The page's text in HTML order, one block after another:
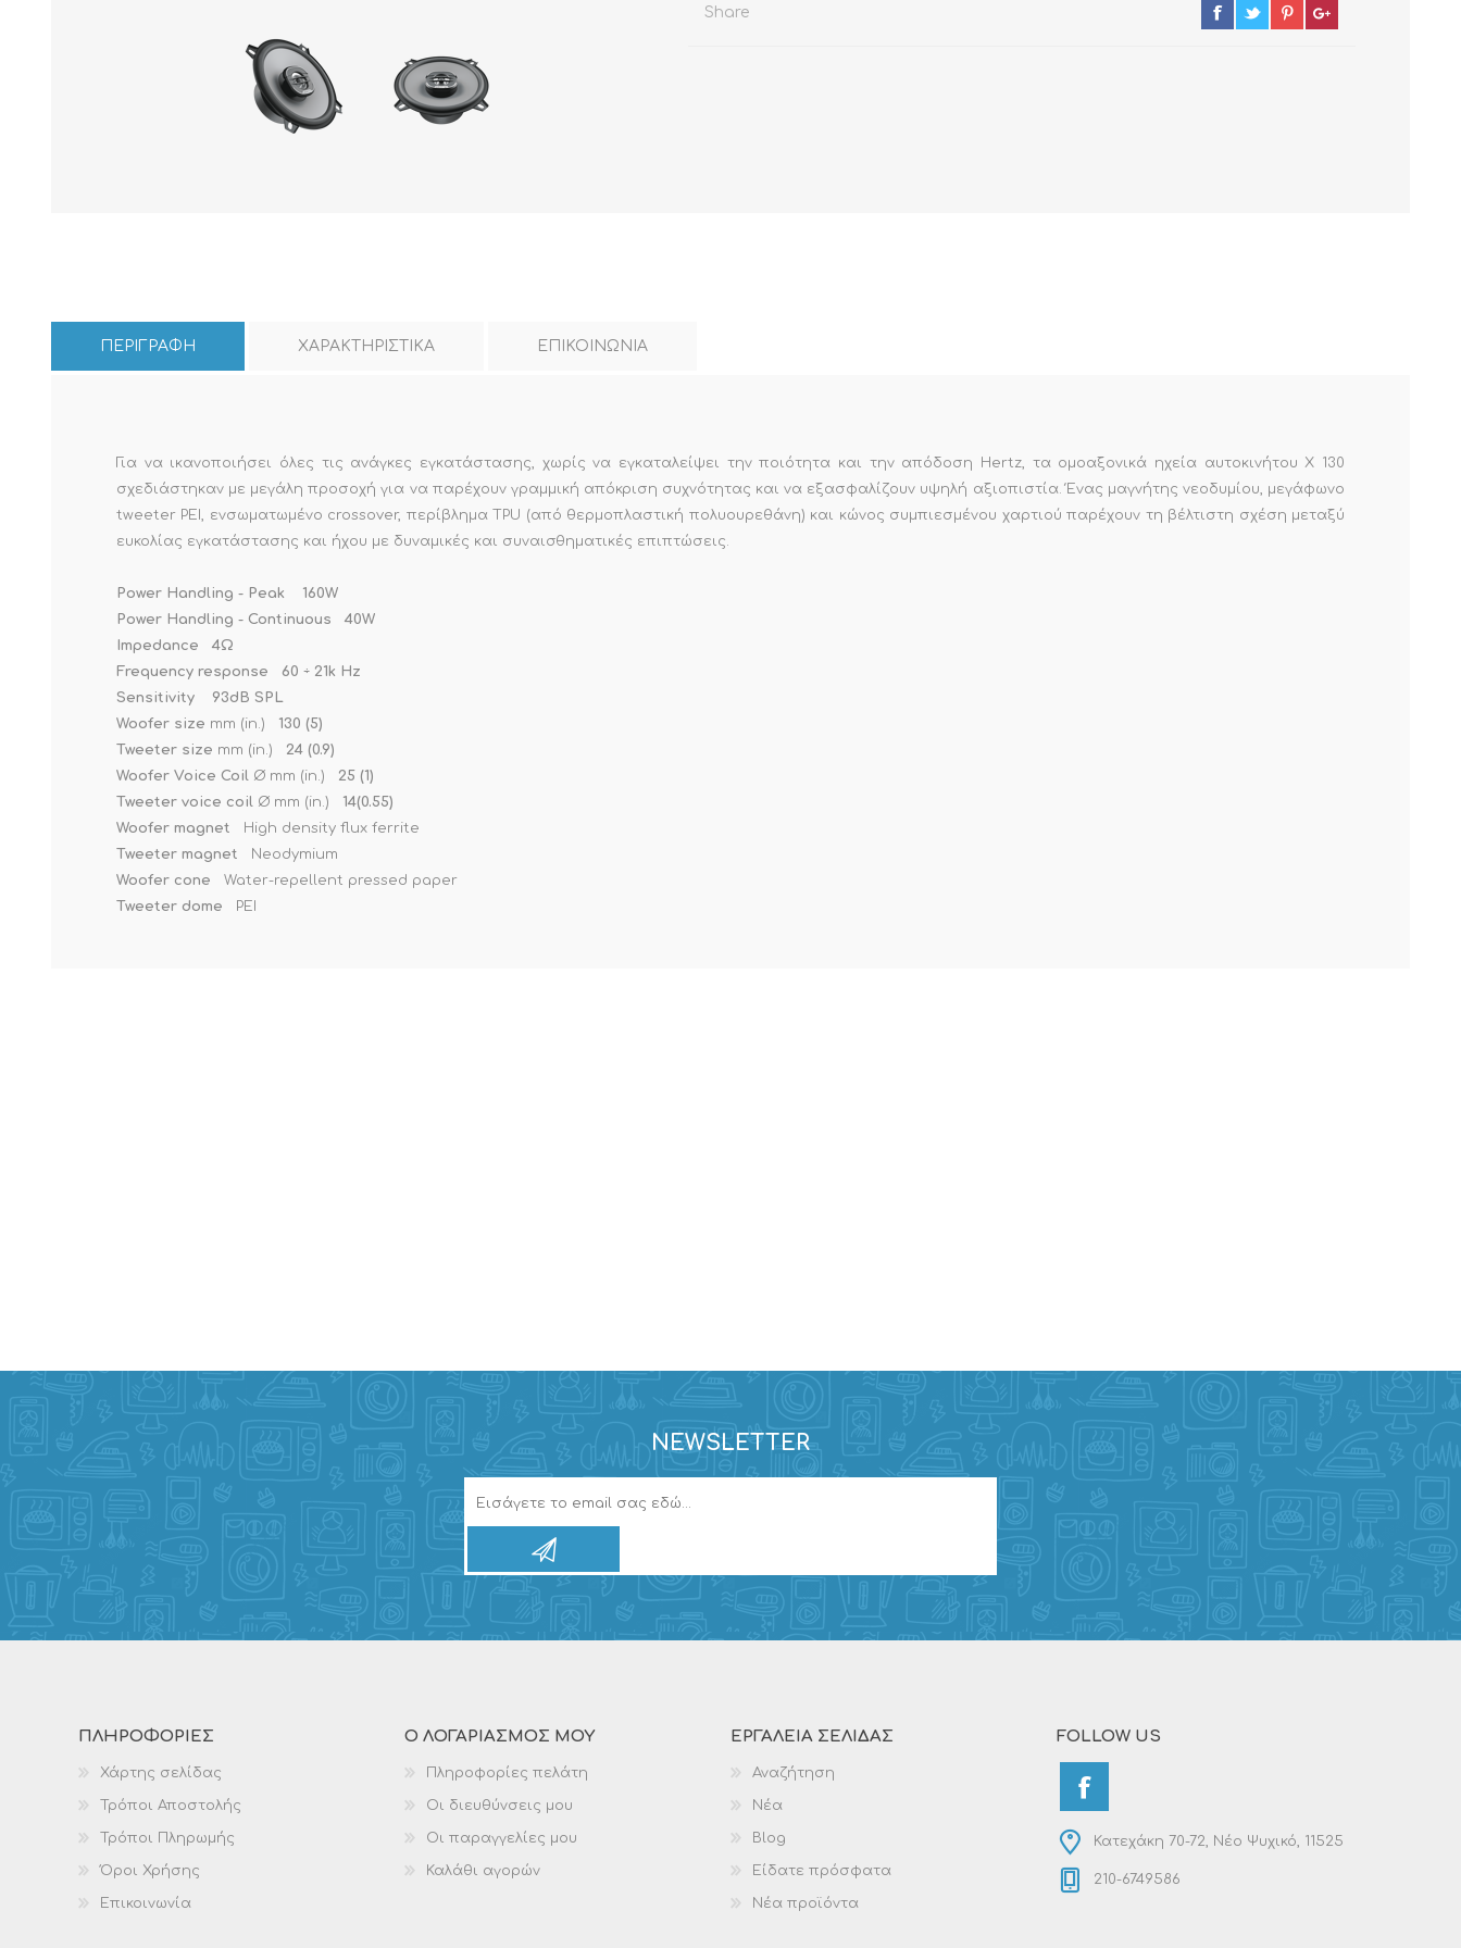
Share
ΠΕΡΙΓΡΑΦΗ ΧΑΡΑΚΤΗΡΙΣΤΙΚΑ ΕΠΙΚΟΙΝΩΝΙΑ
Για να ικανοποιήσει όλες τις ανάγκες εγκατάστασης, χωρίς να εγκαταλείψει την ποιότητα και την απόδοση Hertz, τα ομοαξονικά ηχεία αυτοκινήτου X 130
σχεδιάστηκαν με μεγάλη προσοχή για να παρέχουν γραμμική απόκριση συχνότητας και να εξασφαλίζουν υψηλή αξιοπιστία. Ένας μαγνήτης νεοδυμίου, μεγάφωνο
tweeter PEI, ενσωματωμένο crossover, περίβλημα TPU (από θερμοπλαστική πολυουρεθάνη) και κώνος συμπιεσμένου χαρτιού παρέχουν τη βέλτιστη σχέση μεταξύ
ευκολίας εγκατάστασης και ήχου με δυναμικές και συναισθηματικές επιπτώσεις.
Power Handling - Peak
160W
Power Handling - Continuous
40W
Impedance
4Ω
Frequency response
60 ÷ 21k Hz
Sensitivity
93dB SPL
Woofer size mm (in.) 130 (5)
Tweeter size mm (in.) 24 (0.9)
Woofer Voice Coil Ø mm (in.) 25 (1)
Tweeter voice coil Ø mm (in.) 14(0.55)
Woofer magnet
High density flux ferrite
Tweeter magnet
Neodymium
Woofer cone Water-repellent pressed paper
Tweeter dome
PEI
NEWSLETTER
ΠΛΗΡΟΦΟΡΊΕΣ
Χάρτης σελίδας
Τρόποι Αποστολής
Τρόποι Πληρωμής
Όροι Χρήσης
Επικοινωνία
Ο ΛΟΓΑΡΙΑΣΜΌΣ ΜΟΥ
Πληροφορίες πελάτη
Οι διευθύνσεις μου
Οι παραγγελίες μου
Καλάθι αγορών
ΕΡΓΑΛΕΊΑ ΣΕΛΊΔΑΣ
Αναζήτηση
Νέα
Blog
Είδατε πρόσφατα
Νέα προϊόντα
FOLLOW US
Κατεχάκη 70-72, Νέο Ψυχικό, 11525
210-6749586